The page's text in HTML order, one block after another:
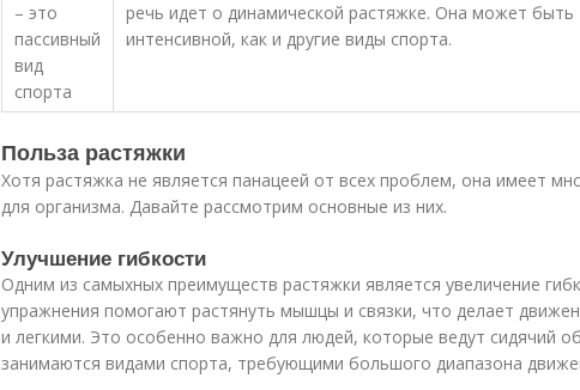
– это
пассивный
вид
спорта
речь идет о динамической растяжке. Она может быть
интенсивной, как и другие виды спорта.
Польза растяжки
Хотя растяжка не является панацеей от всех проблем, она имеет
для организма. Давайте рассмотрим основные из них.
Улучшение гибкости
Одним из самыхных преимуществ растяжки является увеличение
упражнения помогают растянуть мышцы и связки, что делает
и легкими. Это особенно важно для людей, которые ведут сидячий
занимаются видами спорта, требующими большого диапазона